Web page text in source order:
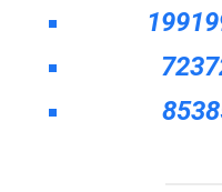
199
723
853